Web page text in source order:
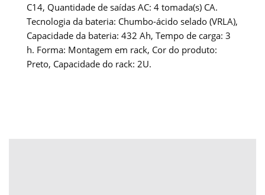
C14, Quantidade de saídas AC: 4 tomada(s) CA.
Tecnologia da bateria: Chumbo-ácido selado (VRLA),
Capacidade da bateria: 432 Ah, Tempo de carga: 3
h. Forma: Montagem em rack, Cor do produto:
Preto, Capacidade do rack: 2U.